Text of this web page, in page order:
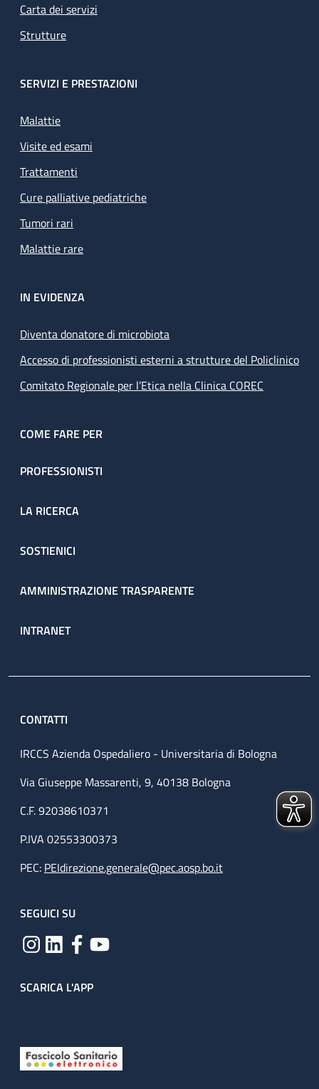
Carta dei servizi
Strutture
SERVIZI E PRESTAZIONI
Malattie
Visite ed esami
Trattamenti
Cure palliative pediatriche
Tumori rari
Malattie rare
IN EVIDENZA
Diventa donatore di microbiota
Accesso di professionisti esterni a strutture del Policlinico
Comitato Regionale per l’Etica nella Clinica COREC
COME FARE PER
PROFESSIONISTI
LA RICERCA
SOSTIENICI
AMMINISTRAZIONE TRASPARENTE
INTRANET
CONTATTI
IRCCS Azienda Ospedaliero - Universitaria di Bologna
Via Giuseppe Massarenti, 9, 40138 Bologna
C.F. 92038610371
P.IVA 02553300373
PEC: PEIdirezione.generale@pec.aosp.bo.it
SEGUICI SU
SCARICA L'APP